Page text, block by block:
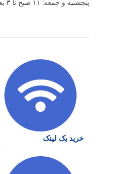
پنجشنبه و جمعه: ۱۱ صبح تا ۳ بعد از ظهر
خرید بک لینک